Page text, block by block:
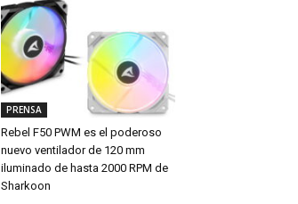
PRENSA
Rebel F50 PWM es el poderoso
nuevo ventilador de 120 mm
iluminado de hasta 2000 RPM de
Sharkoon